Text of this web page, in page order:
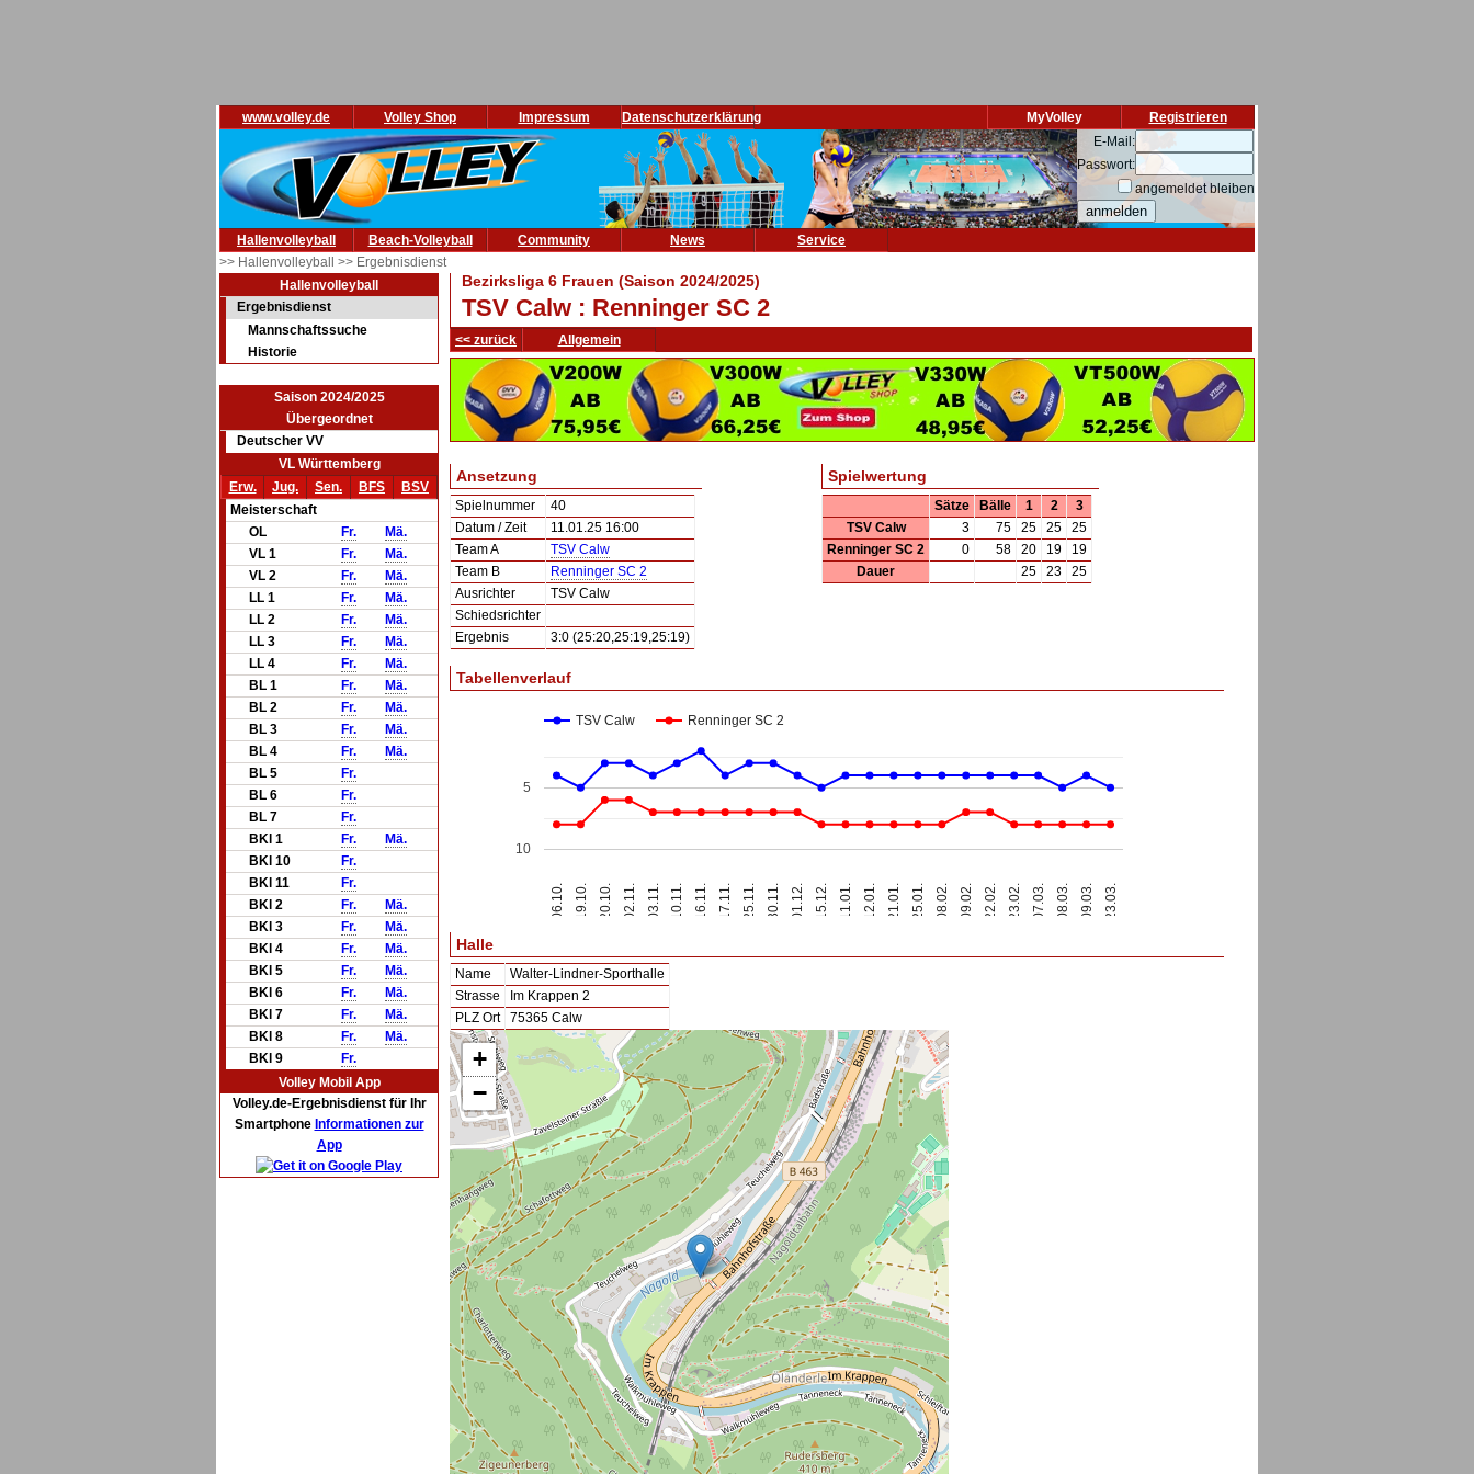
www.volley.de Volley Shop Impressum Datenschutzerklärung Registrieren
MyVolley
E-Mail:
Passwort:
angemeldet bleiben
Hallenvolleyball Beach-Volleyball Community News
Service
>> Hallenvolleyball >> Ergebnisdienst
Hallenvolleyball
Ergebnisdienst
Mannschaftssuche
Historie
Saison 2024/2025
Übergeordnet
Deutscher VV
VL Württemberg
Erw.
Jug. Sen. BFS
BSV
Meisterschaft
OL
Fr.
Mä.
VL 1
Fr.
Mä.
VL 2
Fr.
Mä.
LL 1
Fr.
Mä.
LL 2
Fr.
Mä.
LL 3
Fr.
Mä.
LL 4
Fr.
Mä.
BL 1
Fr.
Mä.
BL 2
Fr.
Mä.
BL 3
Fr.
Mä.
BL 4
Fr.
Mä.
BL 5
Fr.
BL 6
Fr.
BL 7
Fr.
BKl 1
Fr.
Mä.
BKl 10
Fr.
BKl 11
Fr.
BKl 2
Fr.
Mä.
BKl 3
Fr.
Mä.
BKl 4
Fr.
Mä.
BKl 5
Fr.
Mä.
BKl 6
Fr.
Mä.
BKl 7
Fr.
Mä.
BKl 8
Fr.
Mä.
BKl 9
Fr.
Volley Mobil App
Volley.de-Ergebnisdienst für Ihr
Smartphone Informationen zur
App
Bezirksliga 6 Frauen (Saison 2024/2025)
TSV Calw : Renninger SC 2
<< zurück Allgemein
Ansetzung
Spielnummer
40
Datum / Zeit
11.01.25 16:00
Team A
TSV Calw
Team B
Renninger SC 2
Ausrichter
TSV Calw
Schiedsrichter
Ergebnis
3:0 (25:20,25:19,25:19)
Spielwertung
Sätze Bälle 1 2
3
TSV Calw
3 75 25 25
25
Renninger SC 2
0 58 20 19
19
Dauer
25 23 25
Tabellenverlauf
TSV Calw Renninger SC 2
06.10. 19.10. 20.10. 02.11. 03.11. 10.11. 16.11. 17.11. 25.11. 30.11. 01.12. 15.12. 11.01. 12.01. 21.01. 25.01. 08.02. 09.02. 22.02. 23.02. 07.03. 08.03. 09.03. 23.03.
5
10
Halle
Name
Walter-Lindner-Sporthalle
Strasse
Im Krappen 2
PLZ Ort
75365 Calw
+
−